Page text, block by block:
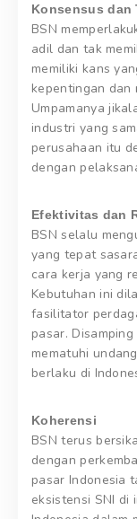
Konsensus dan
BSN
adil dan tak
memiliki kans
kepentingan dan
Umpamanya
industri yang
perusahaan itu
dengan
Efektivitas dan
BSN selalu
yang tepat
cara kerja yang
Kebutuhan ini
fasilitator
pasar.
mematuhi
berlaku di
Koherensi
BSN terus
dengan
pasar Indonesia
eksistensi SNI di